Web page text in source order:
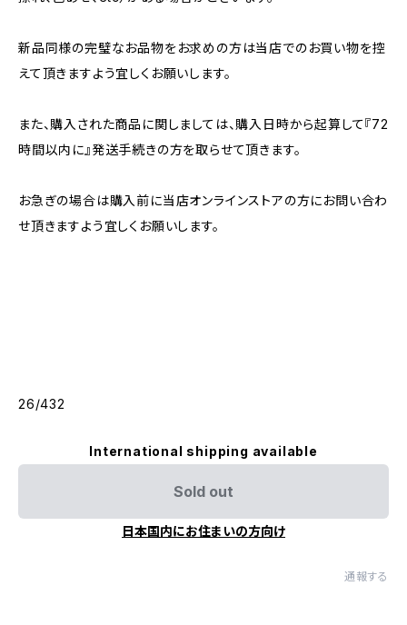
新品同様の完璧なお品物をお求めの方は当店でのお買い物を控
えて頂きますよう宜しくお願いします。
また、購入された商品に関しましては、購入日時から起算して『72
時間以内に』発送手続きの方を取らせて頂きます。
お急ぎの場合は購入前に当店オンラインストアの方にお問い合わ
せ頂きますよう宜しくお願いします。
26/432
International shipping available
Sold out
日本国内にお住まいの方向け
通報する